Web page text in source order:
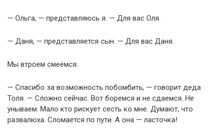
— Ольга, — представляюсь я. — Для вас Оля.
— Даня, — представляется сын. — Для вас Даня.
Мы втроем смеёмся.
— Спасибо за возможность побомбить, — говорит деда
Толя. — Сложно сейчас. Вот боремся и не сдаемся. Не
унываем. Мало кто рискует сесть ко мне. Думают, что
развалюха. Сломается по пути. А она — ласточка!